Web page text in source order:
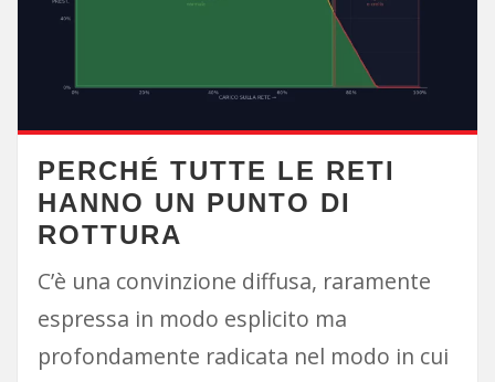
PERCHÉ TUTTE LE RETI
HANNO UN PUNTO DI
ROTTURA
C’è una convinzione diffusa, raramente
espressa in modo esplicito ma
profondamente radicata nel modo in cui